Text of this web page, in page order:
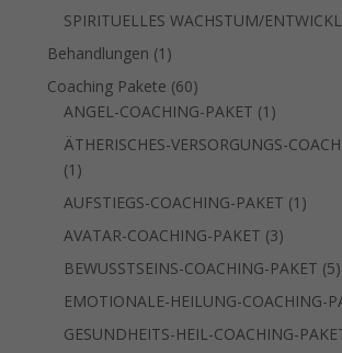
SPIRITUELLES WACHSTUM/
Behandlungen 1 1
Produkt
Coaching Pakete 6060
Produkte
ANGEL-COACHING-PAKET 1 1
Produkt
ÄTHERISCHES-VERSORGUNGS-
1 1
Produkt
AUFSTIEGS-COACHING-PAKET 1 1
AVATAR-COACHING-PAKET 33
Produkte
BEWUSSTSEINS-COACHING-PAKET 55
EMOTIONALE-HEILUNG-COACHING-
GESUNDHEITS-HEIL-COACHING-